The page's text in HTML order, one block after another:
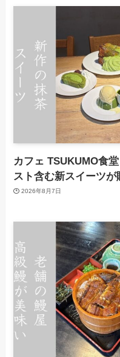
カフェ TSUKUMO食
スト含む新スイーツ
2026年8月7日